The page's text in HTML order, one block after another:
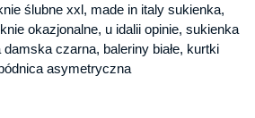
ślubne xxl, made in italy sukienka,
okazjonalne, u idalii opinie, sukienka
czarna, baleriny białe, kurtki
asymetryczna